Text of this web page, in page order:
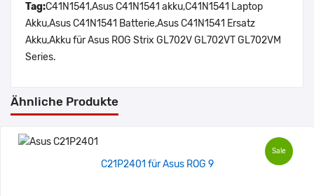
Tag:C41N1541,Asus C41N1541 akku,C41N1541 Laptop
Akku,Asus C41N1541 Batterie,Asus C41N1541 Ersatz
Akku,Akku für Asus ROG Strix GL702V GL702VT GL702VM
Series.
Ähnliche Produkte
Sale
C21P2401 für Asus ROG 9